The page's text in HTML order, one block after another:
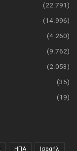
(22.791)
(14.996)
(4.260)
(9.762)
(2.053)
(35)
(19)
ΗΠΑ Ισραήλ